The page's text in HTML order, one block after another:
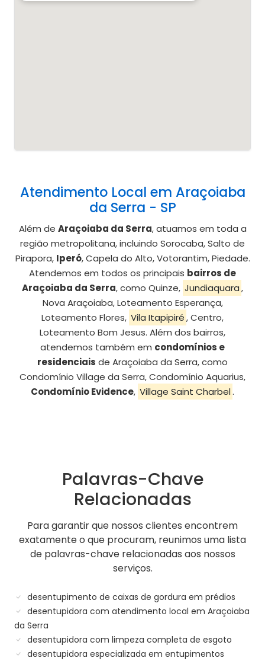
Atendimento Local em Araçoiaba
da Serra - SP
Além de Araçoiaba da Serra, atuamos em toda a
região metropolitana, incluindo Sorocaba, Salto de
Pirapora, Iperó, Capela do Alto, Votorantim, Piedade.
Atendemos em todos os principais bairros de
Araçoiaba da Serra, como Quinze, Jundiaquara,
Nova Araçoiaba, Loteamento Esperança,
Loteamento Flores, Vila Itapipiré, Centro,
Loteamento Bom Jesus. Além dos bairros,
atendemos também em condomínios e
residenciais de Araçoiaba da Serra, como
Condomínio Village da Serra, Condomínio Aquarius,
Condomínio Evidence, Village Saint Charbel.
Palavras-Chave
Relacionadas
Para garantir que nossos clientes encontrem
exatamente o que procuram, reunimos uma lista
de palavras-chave relacionadas aos nossos
serviços.
desentupimento de caixas de gordura em prédios
desentupidora com atendimento local em Araçoiaba
da Serra
desentupidora com limpeza completa de esgoto
desentupidora especializada em entupimentos